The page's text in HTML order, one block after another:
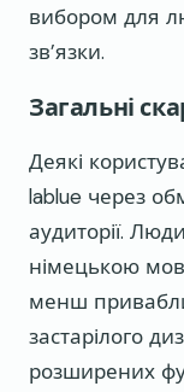
вибором для
зв’язки.
Загальні
Деякі
lablue через
аудиторії.
німецькою
менш
застарілого
розширених